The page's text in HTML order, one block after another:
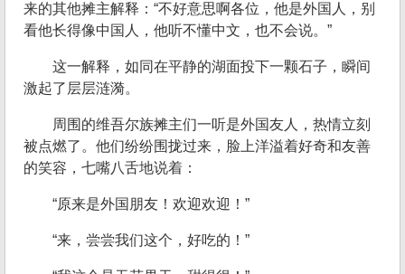
来的其他摊主解释：“不好意思啊各位，他是外国人，别
看他长得像中国人，他听不懂中文，也不会说。”
这一解释，如同在平静的湖面投下一颗石子，瞬间
激起了层层涟漪。
周围的维吾尔族摊主们一听是外国友人，热情立刻
被点燃了。他们纷纷围拢过来，脸上洋溢着好奇和友善
的笑容，七嘴八舌地说着：
“原来是外国朋友！欢迎欢迎！”
“来，尝尝我们这个，好吃的！”